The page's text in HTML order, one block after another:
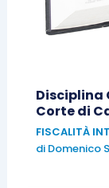
Disciplina
Corte di
FISCALITÀ
di Domenico